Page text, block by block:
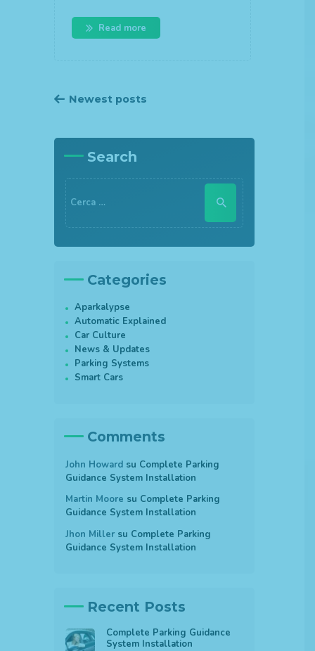
Read more
Newest posts
Search
Ricerca
per:
Categories
Aparkalypse
Automatic Explained
Car Culture
News & Updates
Parking Systems
Smart Cars
Comments
John Howardsu Complete Parking
Guidance System Installation
Martin Moore su Complete Parking
Guidance System Installation
Jhon Millersu Complete Parking
Guidance System Installation
Recent Posts
Complete Parking Guidance
System Installation